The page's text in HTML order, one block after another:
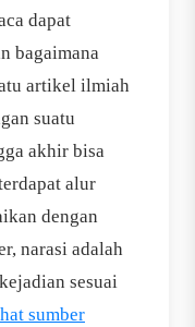
dapat
bagaimana
artikel ilmiah
suatu
akhir bisa
alur
dengan
narasi adalah
sesuai
sumber